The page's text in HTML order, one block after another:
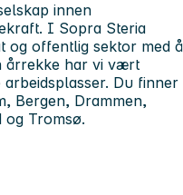
innen
I Sopra Steria
og offentlig sektor med å
årrekke har vi vært
Du finner
Bergen, Drammen,
og Tromsø.